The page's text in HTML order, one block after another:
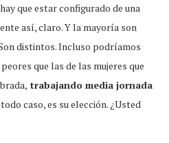
que estar configurado de una
así, claro. Y la mayoría son
distintos. Incluso podríamos
que las de las mujeres que
trabajando media jornada
todo caso, es su elección. ¿Usted